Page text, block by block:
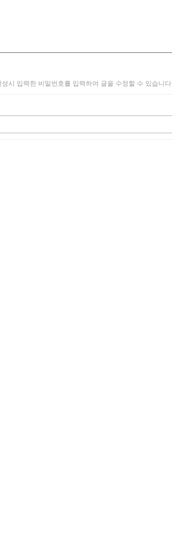
시 입력한 비밀번호를 입력하여 글을 수정할 수 있습니다.